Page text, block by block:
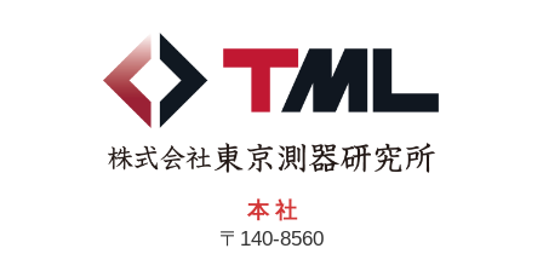
本 社
〒140-8560